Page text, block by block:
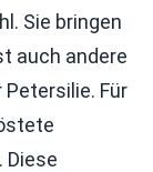
Sie bringen
auch andere
Für
Diese